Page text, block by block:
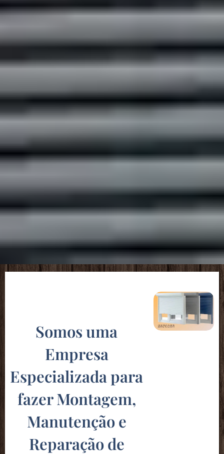
Somos uma
Empresa
Especializada para
fazer Montagem,
Manutenção e
Reparação de